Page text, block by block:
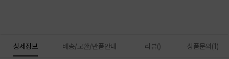
상세정보 배송/교환/반품안내 리뷰() 상품문의(1)